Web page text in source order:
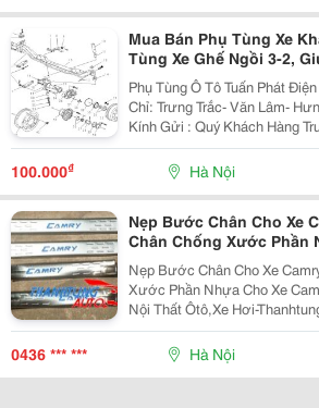
Mua Bán Phụ Tùng Xe
Tùng Xe Ghế Ngồi 3-2,
Phụ Tùng Ô Tô Tuấn Phát Điện Thoại: 0912.623.565 Địa
Chỉ: Trưng Trắc- Văn Lâm- Hưng Yên Thư
Kính Gửi : Quý Khách Hàng Trước Tiên Phụ Tùng Ô Tô
Tuấn Phát Xin Được Gửi Tới
100.000₫ Hà Nội
Nẹp Bước Chân Cho Xe
Chân Chống Xước Phần
Nẹp Bước Chân Cho Xe
Xước Phần Nhựa Cho Xe Camry Trung Tâm Phân
Nội Thất Ôtô,Xe Hơi-
Phối Sỉ Lẻ Đồ Chơi, Đồ Trang
Hơi,Chuyên Dán Phim Cách
0436 *** *** Hà Nội